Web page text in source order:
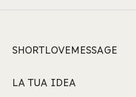
SHORTLOVEMESSAGE
LA TUA IDEA